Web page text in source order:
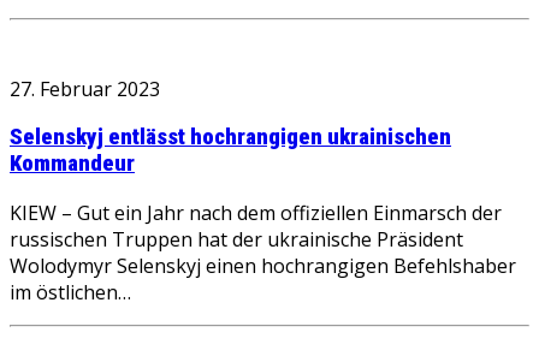
27. Februar 2023
Selenskyj entlässt hochrangigen ukrainischen
Kommandeur
KIEW – Gut ein Jahr nach dem offiziellen Einmarsch der
russischen Truppen hat der ukrainische Präsident
Wolodymyr Selenskyj einen hochrangigen Befehlshaber
im östlichen…